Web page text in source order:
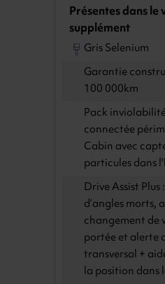
Présentes dans le
supplément
Gris Selenium
Garantie
100 000km
Pack
connectée
Cabin avec
particules dans
Drive Assist
d’angles morts,
changement de
portée et alerte
transversal +
la position dans